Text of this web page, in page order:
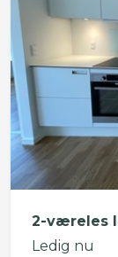
2-væreles
Ledig nu